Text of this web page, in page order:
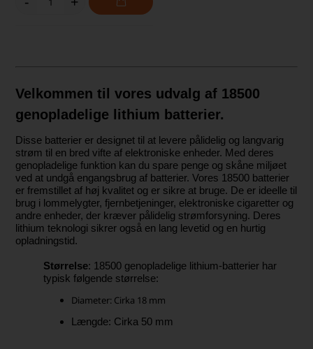
Velkommen til vores udvalg af 18500
genopladelige lithium batterier.
Disse batterier er designet til at levere pålidelig og langvarig
strøm til en bred vifte af elektroniske enheder. Med deres
genopladelige funktion kan du spare penge og skåne miljøet
ved at undgå engangsbrug af batterier. Vores 18500 batterier
er fremstillet af høj kvalitet og er sikre at bruge. De er ideelle til
brug i lommelygter, fjernbetjeninger, elektroniske cigaretter og
andre enheder, der kræver pålidelig strømforsyning. Deres
lithium teknologi sikrer også en lang levetid og en hurtig
opladningstid.
Størrelse: 18500 genopladelige lithium-batterier har
typisk følgende størrelse:
Diameter: Cirka 18 mm
Længde: Cirka 50 mm